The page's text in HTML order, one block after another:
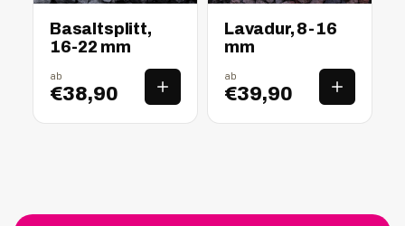
Basaltsplitt,
16-22 mm
ab
€38,90
Lavadur, 8-16
mm
ab
€39,90